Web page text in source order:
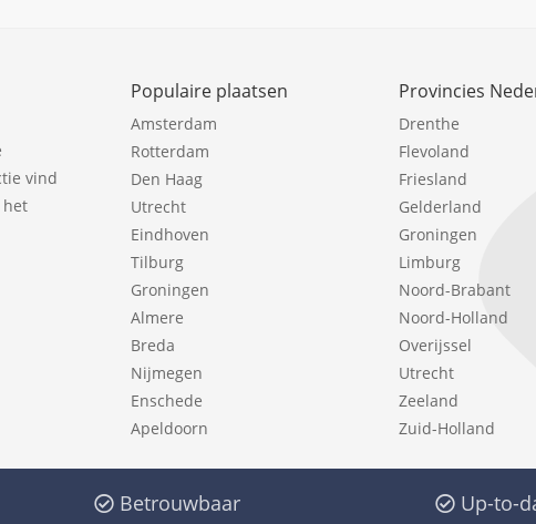
vind
het
Populaire plaatsen
Amsterdam
Rotterdam
Den Haag
Utrecht
Eindhoven
Tilburg
Groningen
Almere
Breda
Nijmegen
Enschede
Apeldoorn
Provincies
Drenthe
Flevoland
Friesland
Gelderland
Groningen
Limburg
Noord-Brabant
Noord-Holland
Overijssel
Utrecht
Zeeland
Zuid-Holland
Betrouwbaar Up-to-